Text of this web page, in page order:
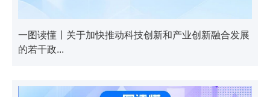
一图读懂丨关于加快推动科技创新和产业创新融合发展
的若干政...